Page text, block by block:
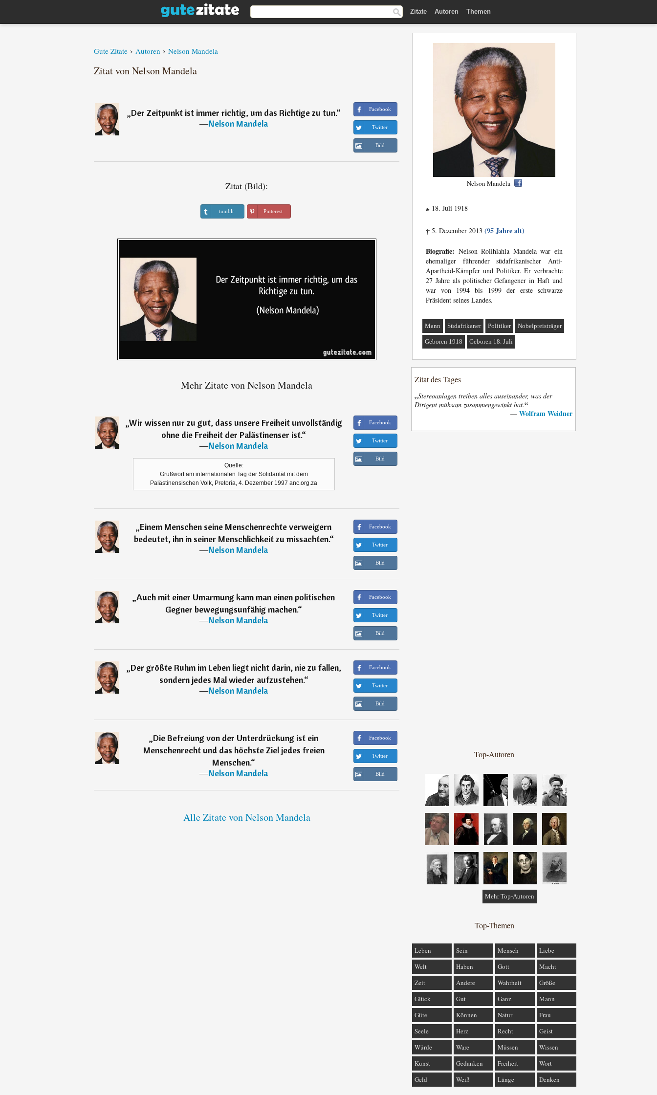
Zitate Autoren Themen
Gute Zitate › Autoren › Nelson Mandela
Zitat von Nelson Mandela
„Der Zeitpunkt ist immer richtig, um das Richtige zu tun.“
―Nelson Mandela
Facebook
Twitter
Bild
Zitat (Bild):
tumblr Pinterest
Mehr Zitate von Nelson Mandela
„Wir wissen nur zu gut, dass unsere Freiheit unvollständig
ohne die Freiheit der Palästinenser ist.“
―Nelson Mandela
Quelle:
Grußwort am internationalen Tag der Solidarität mit dem
Palästinensischen Volk, Pretoria, 4. Dezember 1997 anc.org.za
Facebook
Twitter
Bild
„Einem Menschen seine Menschenrechte verweigern
bedeutet, ihn in seiner Menschlichkeit zu missachten.“
―Nelson Mandela
Facebook
Twitter
Bild
„Auch mit einer Umarmung kann man einen politischen
Gegner bewegungsunfähig machen.“
―Nelson Mandela
Facebook
Twitter
Bild
„Der größte Ruhm im Leben liegt nicht darin, nie zu fallen,
sondern jedes Mal wieder aufzustehen.“
―Nelson Mandela
Facebook
Twitter
Bild
„Die Befreiung von der Unterdrückung ist ein
Menschenrecht und das höchste Ziel jedes freien
Menschen.“
―Nelson Mandela
Facebook
Twitter
Bild
Alle Zitate von Nelson Mandela
Nelson Mandela
* 18. Juli 1918
† 5. Dezember 2013 (95 Jahre alt)
Biografie: Nelson Rolihlahla Mandela war ein
ehemaliger führender südafrikanischer Anti-
Apartheid-Kämpfer und Politiker. Er verbrachte
27 Jahre als politischer Gefangener in Haft und
war von 1994 bis 1999 der erste schwarze
Präsident seines Landes.
Mann Südafrikaner Politiker Nobelpreisträger
Geboren 1918 Geboren 18. Juli
Zitat des Tages
„Stereoanlagen treiben alles auseinander, was der
Dirigent mühsam zusammengewinkt hat.“
— Wolfram Weidner
Top-Autoren
Mehr Top-Autoren
Top-Themen
Leben Sein Mensch
Liebe
Welt
Haben Gott
Macht
Zeit
Andere Wahrheit
Größe
Glück
Gut Ganz
Mann
Güte
Können Natur
Frau
Seele
Herz Recht
Geist
Würde
Ware Müssen
Wissen
Kunst
Gedanken Freiheit
Wort
Geld
Weiß Länge Denken